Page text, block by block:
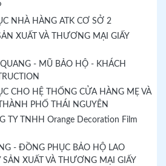
NHÀ HÀNG ATK CƠ SỞ 2
XUẤT VÀ THƯƠNG MẠI GIẤY
- MŨ BẢO HỘ - KHÁCH
CHO HỆ THỐNG CỬA HÀNG MẸ VÀ
PHỐ THÁI NGUYÊN
TY TNHH Orange Decoration Film
- ĐỒNG PHỤC BẢO HỘ LAO
XUẤT VÀ THƯƠNG MẠI GIẤY